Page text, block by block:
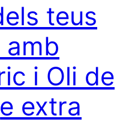
teus
amb
i Oli de
extra